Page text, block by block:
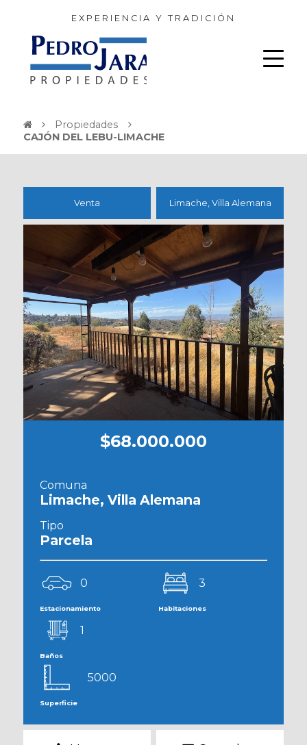
EXPERIENCIA Y TRADICIÓN
Propiedades
CAJÓN DEL LEBU-LIMACHE
Venta Limache, Villa Alemana
$68.000.000
Comuna
Limache, Villa Alemana
Tipo
Parcela
0
Estacionamiento
3
Habitaciones
1
Baños
5000
Superficie